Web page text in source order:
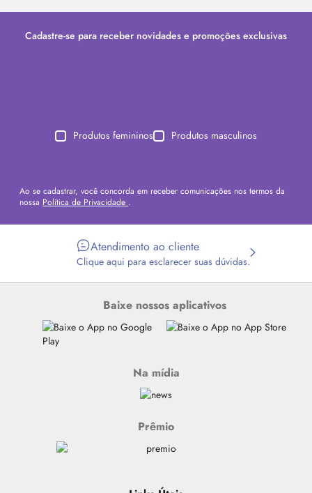
Cadastre-se para receber novidades e promoções exclusivas
Produtos femininos Produtos masculinos
Ao se cadastrar, você concorda em receber comunicações nos termos da
nossa Política de Privacidade .
Atendimento ao cliente
Clique aqui para esclarecer suas dúvidas.
Baixe nossos aplicativos
Na mídia
Prêmio